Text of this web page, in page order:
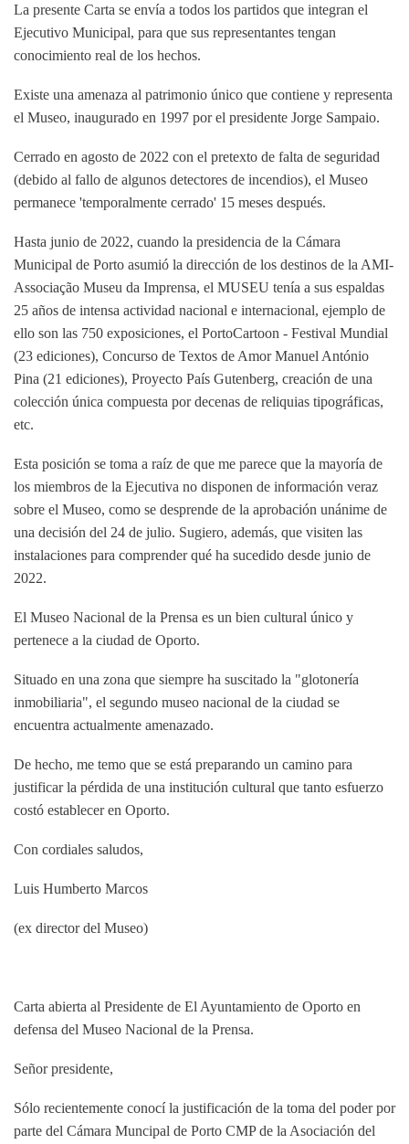
La presente Carta se envía a todos los partidos que integran el
Ejecutivo Municipal, para que sus representantes tengan
conocimiento real de los hechos.
Existe una amenaza al patrimonio único que contiene y representa
el Museo, inaugurado en 1997 por el presidente Jorge Sampaio.
Cerrado en agosto de 2022 con el pretexto de falta de seguridad
(debido al fallo de algunos detectores de incendios), el Museo
permanece 'temporalmente cerrado' 15 meses después.
Hasta junio de 2022, cuando la presidencia de la Cámara
Municipal de Porto asumió la dirección de los destinos de la AMI-
Associação Museu da Imprensa, el MUSEU tenía a sus espaldas
25 años de intensa actividad nacional e internacional, ejemplo de
ello son las 750 exposiciones, el PortoCartoon - Festival Mundial
(23 ediciones), Concurso de Textos de Amor Manuel António
Pina (21 ediciones), Proyecto País Gutenberg, creación de una
colección única compuesta por decenas de reliquias tipográficas,
etc.
Esta posición se toma a raíz de que me parece que la mayoría de
los miembros de la Ejecutiva no disponen de información veraz
sobre el Museo, como se desprende de la aprobación unánime de
una decisión del 24 de julio. Sugiero, además, que visiten las
instalaciones para comprender qué ha sucedido desde junio de
2022.
El Museo Nacional de la Prensa es un bien cultural único y
pertenece a la ciudad de Oporto.
Situado en una zona que siempre ha suscitado la "glotonería
inmobiliaria", el segundo museo nacional de la ciudad se
encuentra actualmente amenazado.
De hecho, me temo que se está preparando un camino para
justificar la pérdida de una institución cultural que tanto esfuerzo
costó establecer en Oporto.
Con cordiales saludos,
Luis Humberto Marcos
(ex director del Museo)
Carta abierta al Presidente de El Ayuntamiento de Oporto en
defensa del Museo Nacional de la Prensa.
Señor presidente,
Sólo recientemente conocí la justificación de la toma del poder por
parte del Cámara Muncipal de Porto CMP de la Asociación del